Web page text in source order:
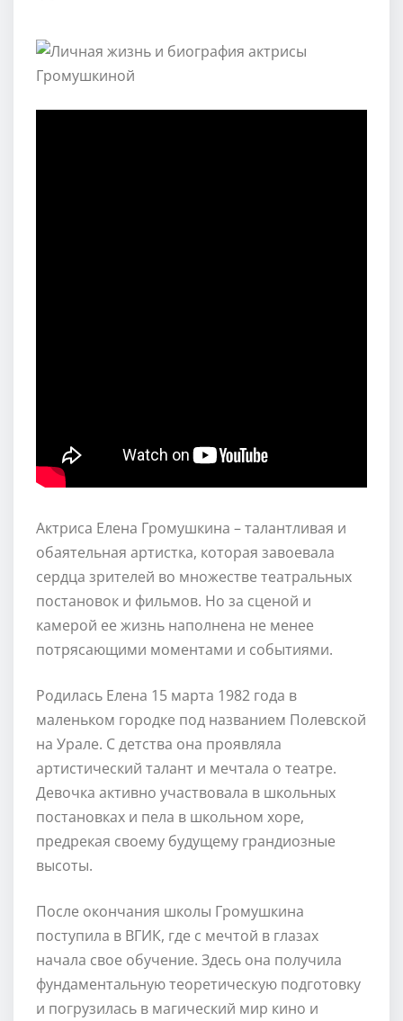
Актриса Елена Громушкина – талантливая и
обаятельная артистка, которая завоевала
сердца зрителей во множестве театральных
постановок и фильмов. Но за сценой и
камерой ее жизнь наполнена не менее
потрясающими моментами и событиями.
Родилась Елена 15 марта 1982 года в
маленьком городке под названием Полевской
на Урале. С детства она проявляла
артистический талант и мечтала о театре.
Девочка активно участвовала в школьных
постановках и пела в школьном хоре,
предрекая своему будущему грандиозные
высоты.
После окончания школы Громушкина
поступила в ВГИК, где с мечтой в глазах
начала свое обучение. Здесь она получила
фундаментальную теоретическую подготовку
и погрузилась в магический мир кино и